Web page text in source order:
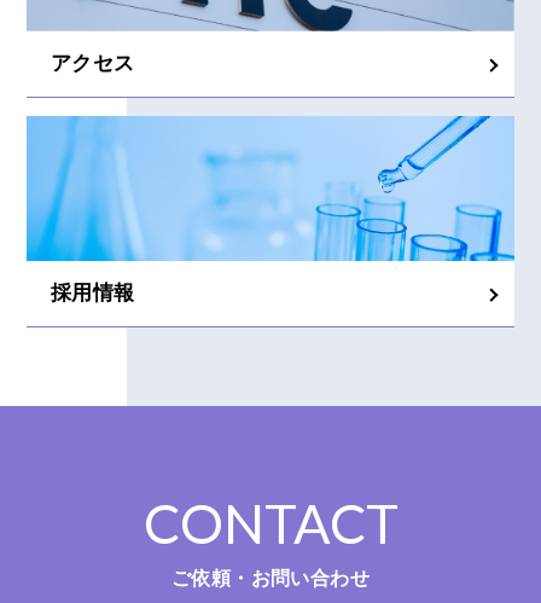
アクセス
採用情報
CONTACT
ご依頼・お問い合わせ